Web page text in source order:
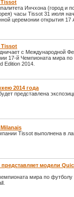
Tissot
Инчхона (город и
часы Tissot 31 июля
церемонии открытия 17
Tissot
с Международной
17-й Чемпионата мира по
Edition 2014.
2014 года
представлена
Tissot выполнена в
модели
мира по футболу